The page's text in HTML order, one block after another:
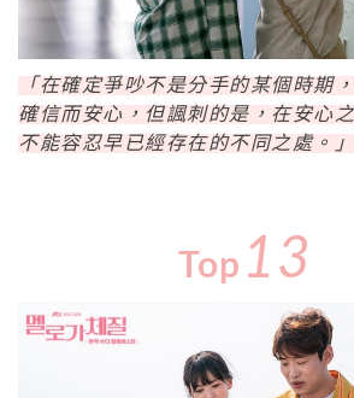
「在確定爭吵不是分手的某個時期
確信而安心，但諷刺的是，在安心
不能容忍早已經存在的不同之處。」
Top 13